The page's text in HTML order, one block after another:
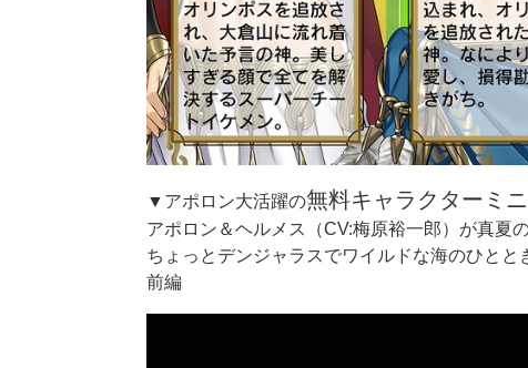
▼アポロン大活躍の無料キャラクターミ
アポロン＆ヘルメス（CV:梅原裕一郎）が真夏
ちょっとデンジャラスでワイルドな海のひとと
前編